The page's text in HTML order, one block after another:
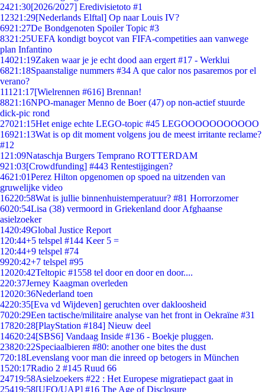
2421:30[2026/2027] Eredivisietoto #1
12321:29[Nederlands Elftal] Op naar Louis IV?
6921:27De Bondgenoten Spoiler Topic #3
8321:25UEFA kondigt boycot van FIFA-competities aan vanwege
plan Infantino
14021:19Zaken waar je je echt dood aan ergert #17 - Werklui
6821:18Spaanstalige nummers #34 A que calor nos pasaremos por el
verano?
111 21:17[Wielrennen #616] Brennan!
8821:16NPO-manager Menno de Boer (47) op non-actief stuurde
dick-pic rond
27021:15Het enige echte LEGO-topic #45 LEGOOOOOOOOOOO
16921:13Wat is op dit moment volgens jou de meest irritante reclame?
#12
1 21:09Nataschja Burgers Temprano ROTTERDAM
921:03[Crowdfunding] #443 Rentestijgingen?
4621:01Perez Hilton opgenomen op spoed na uitzenden van
gruwelijke video
16220:58Wat is jullie binnenhuistemperatuur? #81 Horrorzomer
6020:54Lisa (38) vermoord in Griekenland door Afghaanse
asielzoeker
1420:49Global Justice Report
1 20:44+5 telspel #144 Keer 5 =
1 20:44+9 telspel #74
9920:42+7 telspel #95
12020:42Teltopic #1558 tel door en door en door....
220:37Jerney Kaagman overleden
12020:36Nederland toen
4220:35[Eva vd Wijdeven] geruchten over dakloosheid
7020:29Een tactische/militaire analyse van het front in Oekraïne #31
17820:28[PlayStation #184] Nieuw deel
14620:24[SBS6] Vandaag Inside #136 - Boekje pluggen.
23820:22Speciaalbieren #80: another one bites the dust
720:18Levenslang voor man die inreed op betogers in München
1520:17Radio 2 #145 Ruud 66
24719:58Asielzoekers #22 : Het Europese migratiepact gaat in
25419:58[UFO/UAP] #16 The Age of Disclosure